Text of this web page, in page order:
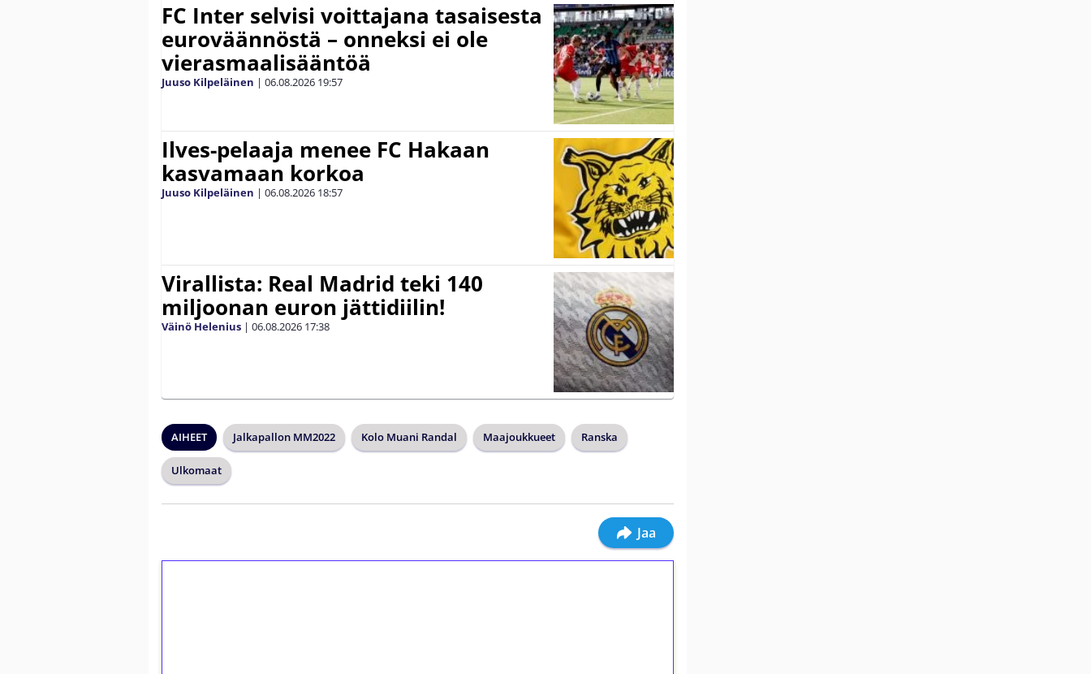
FC Inter selvisi voittajana tasaisesta
euroväännöstä – onneksi ei ole
vierasmaalisääntöä
Juuso Kilpeläinen | 06.08.2026 19:57
Ilves-pelaaja menee FC Hakaan
kasvamaan korkoa
Juuso Kilpeläinen | 06.08.2026 18:57
Virallista: Real Madrid teki 140
miljoonan euron jättidiilin!
Väinö Helenius | 06.08.2026 17:38
AIHEET Jalkapallon MM2022 Kolo Muani Randal Maajoukkueet Ranska
Ulkomaat
Jaa